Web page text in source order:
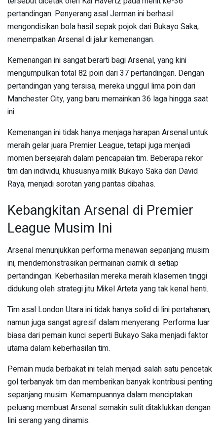
pertandingan. Penyerang asal Jerman ini berhasil
mengondisikan bola hasil sepak pojok dari Bukayo Saka,
menempatkan Arsenal di jalur kemenangan.
Kemenangan ini sangat berarti bagi Arsenal, yang kini
mengumpulkan total 82 poin dari 37 pertandingan. Dengan
pertandingan yang tersisa, mereka unggul lima poin dari
Manchester City, yang baru memainkan 36 laga hingga saat
ini.
Kemenangan ini tidak hanya menjaga harapan Arsenal untuk
meraih gelar juara Premier League, tetapi juga menjadi
momen bersejarah dalam pencapaian tim. Beberapa rekor
tim dan individu, khususnya milik Bukayo Saka dan David
Raya, menjadi sorotan yang pantas dibahas.
Kebangkitan Arsenal di Premier
League Musim Ini
Arsenal menunjukkan performa menawan sepanjang musim
ini, mendemonstrasikan permainan ciamik di setiap
pertandingan. Keberhasilan mereka meraih klasemen tinggi
didukung oleh strategi jitu Mikel Arteta yang tak kenal henti.
Tim asal London Utara ini tidak hanya solid di lini pertahanan,
namun juga sangat agresif dalam menyerang. Performa luar
biasa dari pemain kunci seperti Bukayo Saka menjadi faktor
utama dalam keberhasilan tim.
Pemain muda berbakat ini telah menjadi salah satu pencetak
gol terbanyak tim dan memberikan banyak kontribusi penting
sepanjang musim. Kemampuannya dalam menciptakan
peluang membuat Arsenal semakin sulit ditaklukkan dengan
lini serang yang dinamis.